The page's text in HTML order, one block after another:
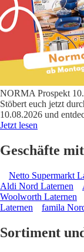
NORMA Prospekt
Stöbert euch jetzt
10.08.2026 und
Jetzt lesen
Geschäfte
Netto Supermarkt
Aldi Nord Laternen
Woolworth Laternen
Laternen
famila
Sortiment